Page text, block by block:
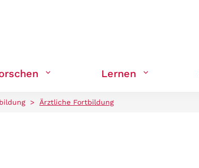
Lernen
> Ärztliche Fortbildung